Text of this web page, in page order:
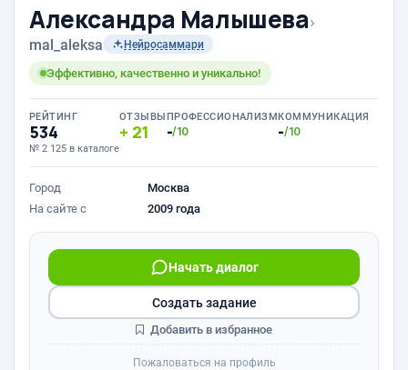
Александра Малышева›
mal_aleksa Нейросаммари
Эффективно, качественно и уникально!
РЕЙТИНГ
534
№ 2 125 в каталоге
ОТЗЫВЫ
21
ПРОФЕССИОНАЛИЗМ
-/10
КОММУНИКАЦИЯ
-/10
Город
Москва
На сайте с
2009 года
Начать диалог
Создать задание
Добавить в избранное
Пожаловаться на профиль